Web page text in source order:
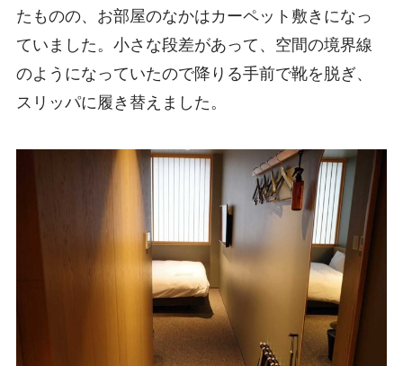
たものの、お部屋のなかはカーペット敷きになっ
ていました。小さな段差があって、空間の境界線
のようになっていたので降りる手前で靴を脱ぎ、
スリッパに履き替えました。